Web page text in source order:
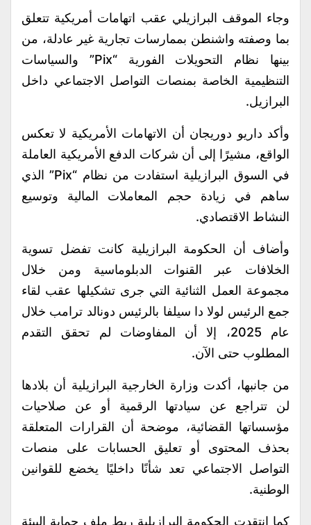
وجاء الموقف البرازيلي عقب اتهامات أمريكية تتعلق
بما وصفته واشنطن بممارسات تجارية غير عادلة، من
بينها نظام التحويلات الفورية “Pix” والسياسات
التنظيمية الخاصة بمنصات التواصل الاجتماعي داخل
البرازيل.
وأكد داريو دوريجان أن الاتهامات الأمريكية لا تعكس
الواقع، مشيرًا إلى أن شركات الدفع الأمريكية العاملة
في السوق البرازيلية استفادت من نظام “Pix” الذي
ساهم في زيادة حجم المعاملات المالية وتوسيع
النشاط الاقتصادي.
وأضاف أن الحكومة البرازيلية كانت تفضل تسوية
الخلافات عبر القنوات الدبلوماسية ومن خلال
مجموعة العمل الثنائية التي جرى تشكيلها عقب لقاء
جمع الرئيس لولا دا سيلفا بالرئيس دونالد ترامب خلال
عام 2025، إلا أن المفاوضات لم تحقق التقدم
المطلوب حتى الآن.
من جانبها، أكدت وزارة الخارجية البرازيلية أن بلادها
لن تتراجع عن سيادتها الرقمية أو عن صلاحيات
مؤسساتها القضائية، موضحة أن القرارات المتعلقة
بحذف المحتوى أو تعليق الحسابات على منصات
التواصل الاجتماعي تعد شأنًا داخليًا يخضع للقوانين
الوطنية.
كما انتقدت الحكومة البرازيلية ربط ملف حماية البيئة